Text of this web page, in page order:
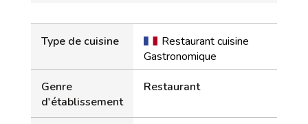
Type de cuisine
Restaurant cuisine
Gastronomique
Genre
d'établissement
Restaurant